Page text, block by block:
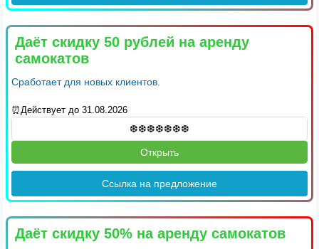
Даёт скидку 50 рублей на аренду
самокатов
Сработает для новых клиентов.
⏰Действует до 31.08.2026
Открыть
Ссылка на предложение
Даёт скидку 50% на аренду самокатов